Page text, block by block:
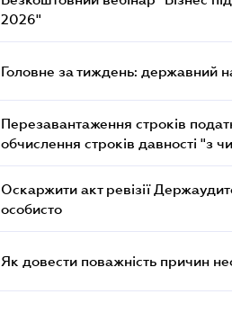
2026"
Головне за тиждень: державний
Перезавантаження строків
обчислення строків давності "з
Оскаржити акт ревізії
особисто
Як довести поважність причин